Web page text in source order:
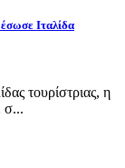
Ιταλίδα
τουρίστριας, η
σ...